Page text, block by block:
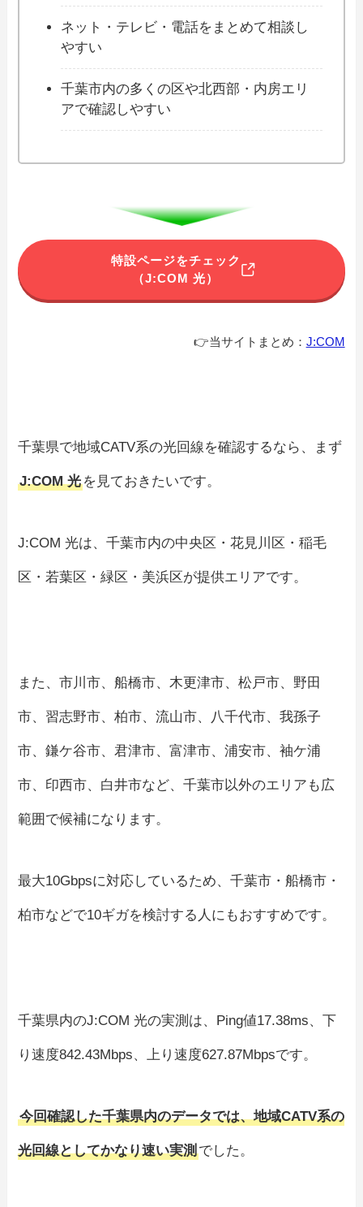
ネット・テレビ・電話をまとめて相談し
やすい
千葉市内の多くの区や北西部・内房エリ
アで確認しやすい
特設ページをチェック
（J:COM 光）
👉当サイトまとめ： J:COM
千葉県で地域CATV系の光回線を確認するなら、まず
J:COM 光を見ておきたいです。
J:COM 光は、千葉市内の中央区・花見川区・稲毛
区・若葉区・緑区・美浜区が提供エリアです。
また、市川市、船橋市、木更津市、松戸市、野田
市、習志野市、柏市、流山市、八千代市、我孫子
市、鎌ケ谷市、君津市、富津市、浦安市、袖ケ浦
市、印西市、白井市など、千葉市以外のエリアも広
範囲で候補になります。
最大10Gbpsに対応しているため、千葉市・船橋市・
柏市などで10ギガを検討する人にもおすすめです。
千葉県内のJ:COM 光の実測は、Ping値17.38ms、下
り速度842.43Mbps、上り速度627.87Mbpsです。
今回確認した千葉県内のデータでは、地域CATV系の
光回線としてかなり速い実測でした。